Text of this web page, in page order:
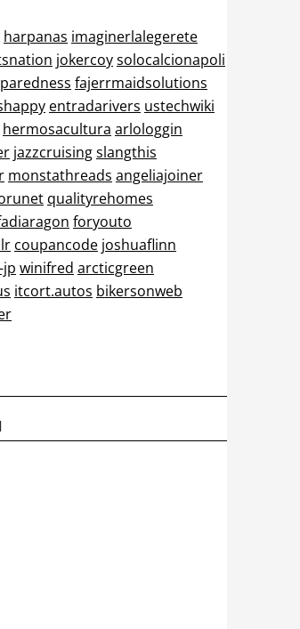
harpanas imaginerlalegerete
jokercoysolocalcionapoli
fajerrmaidsolutions
entradarivers ustechwiki
hermosacultura arlologgin
jazzcruisingslangthis
monstathreads angeliajoiner
qualityrehomes
foryouto
coupancode joshuaflinn
winifred arcticgreen
itcort.autos bikersonweb